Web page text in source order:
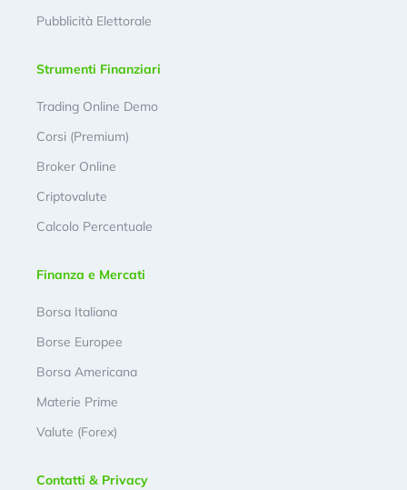
Pubblicità Elettorale
Strumenti Finanziari
Trading Online Demo
Corsi (Premium)
Broker Online
Criptovalute
Calcolo Percentuale
Finanza e Mercati
Borsa Italiana
Borse Europee
Borsa Americana
Materie Prime
Valute (Forex)
Contatti & Privacy